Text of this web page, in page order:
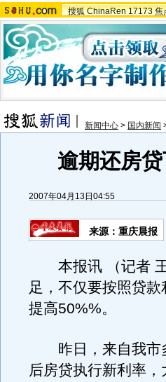
搜狐 ChinaRen 17173 焦
新闻中心 > 国内新闻
逾期还房
2007年04月13日04:55
来源：重庆晨报
本报讯 （记者 王
足，不仅要按照贷
提高50%%。
昨日，来自我市
后房贷执行新利率